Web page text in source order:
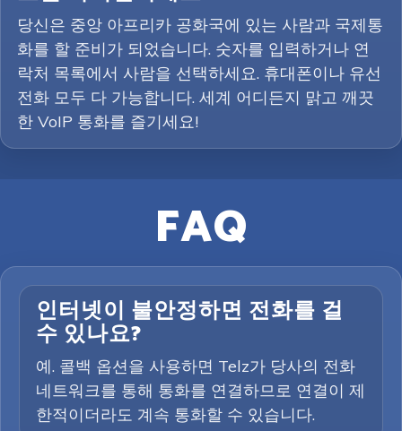
당신은 중앙 아프리카 공화국에 있는 사람과 국제통
화를 할 준비가 되었습니다. 숫자를 입력하거나 연
락처 목록에서 사람을 선택하세요. 휴대폰이나 유선
전화 모두 다 가능합니다. 세계 어디든지 맑고 깨끗
한 VoIP 통화를 즐기세요!
FAQ
인터넷이 불안정하면 전화를 걸
수 있나요?
예. 콜백 옵션을 사용하면 Telz가 당사의 전화
네트워크를 통해 통화를 연결하므로 연결이 제
한적이더라도 계속 통화할 수 있습니다.